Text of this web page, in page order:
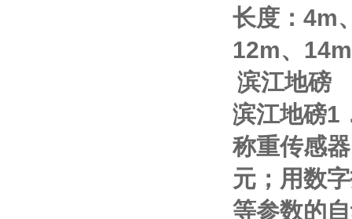
长度： 4m
12m、 14m
滨江地磅
滨江地磅1
称重传感
元；用数
等参数的